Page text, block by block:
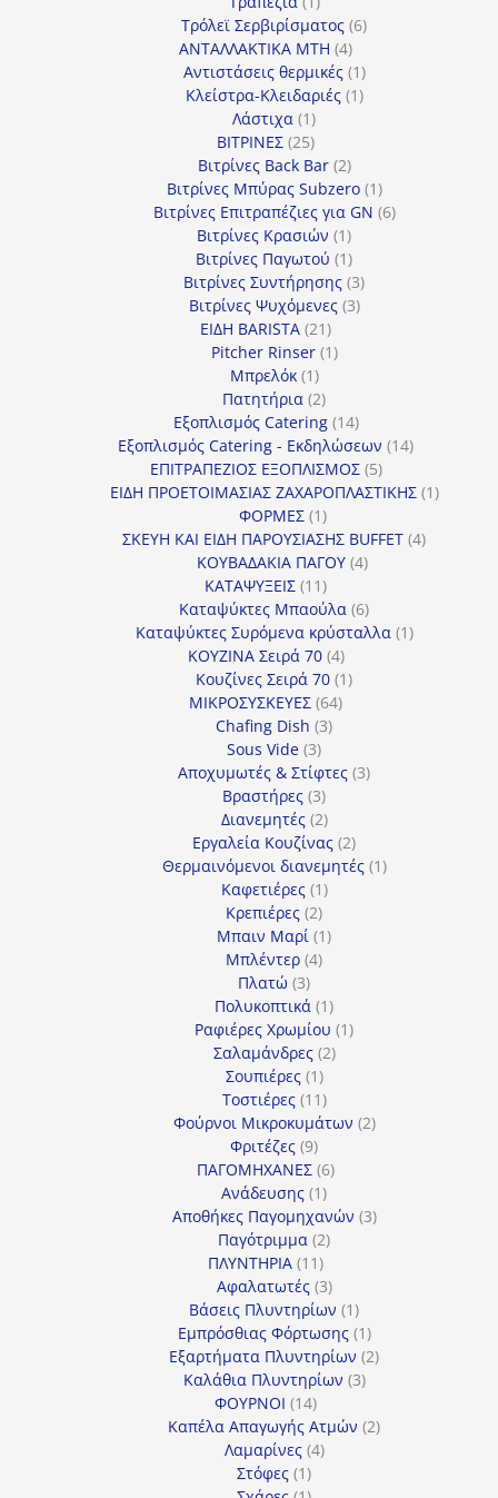
προϊόν
Τρόλεϊ Σερβιρίσματος 66
ΑΝΤΑΛΛΑΚΤΙΚΑ MTH 44
προϊόντα
Αντιστάσεις θερμικές 11
προϊόν
Κλείστρα-Κλειδαριές 11
Λάστιχα 11
προϊόν
ΒΙΤΡΙΝΕΣ 2525
προϊόντα
Βιτρίνες Back Bar 22
προϊόντα
Βιτρίνες Mπύρας Subzero 11
προϊόν
Βιτρίνες Επιτραπέζιες για GN 66
Βιτρίνες Κρασιών 11
προϊόν
Βιτρίνες Παγωτού 11
προϊόν
Βιτρίνες Συντήρησης 33
προϊόντα
Βιτρίνες Ψυχόμενες 33
ΕΙΔΗ BARISTA 2121
προϊόντα
Pitcher Rinser 11
Μπρελόκ 11
προϊόν
Πατητήρια 22
προϊόντα
Εξοπλισμός Catering 1414
προϊόντα
Εξοπλισμός Catering - Εκδηλώσεων 1414
ΕΠΙΤΡΑΠΕΖΙΟΣ ΕΞΟΠΛΙΣΜΟΣ 55
προϊόντα
ΕΙΔΗ ΠΡΟΕΤΟΙΜΑΣΙΑΣ ΖΑΧΑΡΟΠΛΑΣΤΙΚΗΣ 11
ΦΟΡΜΕΣ 11
προϊόν
ΣΚΕΥΗ ΚΑΙ ΕΙΔΗ ΠΑΡΟΥΣΙΑΣΗΣ BUFFET 44
ΚΟΥΒΑΔΑΚΙΑ ΠΑΓΟΥ 44
ΚΑΤΑΨΥΞΕΙΣ 1111
προϊόντα
Καταψύκτες Μπαούλα 66
προϊόντα
Καταψύκτες Συρόμενα κρύσταλλα 11
ΚΟΥΖΙΝΑ Σειρά 70 44
προϊόντα
Κουζίνες Σειρά 70 11
ΜΙΚΡΟΣΥΣΚΕΥΕΣ 6464
Chafing Dish 33
Sous Vide 33
προϊόντα
Αποχυμωτές & Στίφτες 33
Βραστήρες 33
προϊόντα
Διανεμητές 22
προϊόντα
Εργαλεία Κουζίνας 22
προϊόντα
Θερμαινόμενοι διανεμητές 11
Καφετιέρες 11
προϊόν
Κρεπιέρες 22
προϊόντα
Μπαιν Μαρί 11
Μπλέντερ 44
Πλατώ 33
προϊόντα
Πολυκοπτικά 11
προϊόν
Ραφιέρες Χρωμίου 11
Σαλαμάνδρες 22
Σουπιέρες 11
προϊόν
Τοστιέρες 1111
προϊόντα
Φούρνοι Μικροκυμάτων 22
Φριτέζες 99
προϊόντα
ΠΑΓΟΜΗΧΑΝΕΣ 66
Ανάδευσης 11
προϊόν
Αποθήκες Παγομηχανών 33
Παγότριμμα 22
ΠΛΥΝΤΗΡΙΑ 1111
προϊόντα
Αφαλατωτές 33
προϊόντα
Βάσεις Πλυντηρίων 11
προϊόν
Εμπρόσθιας Φόρτωσης 11
προϊόν
Εξαρτήματα Πλυντηρίων 22
Καλάθια Πλυντηρίων 33
ΦΟΥΡΝΟΙ 1414
προϊόντα
Καπέλα Απαγωγής Ατμών 22
Λαμαρίνες 44
Στόφες 11